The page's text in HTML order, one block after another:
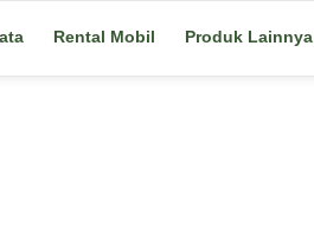
Rental Mobil Produk Lainnya